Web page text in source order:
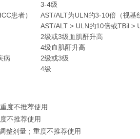
3-4级
患者）
AST/ALT为ULN的3-10倍（视基
AST/ALT > ULN的10倍或TBil >
2级或3级血肌酐升高
4级血肌酐升高
病
2级或3级
4级
度不推荐使用
不推荐使用
整剂量；重度不推荐使用